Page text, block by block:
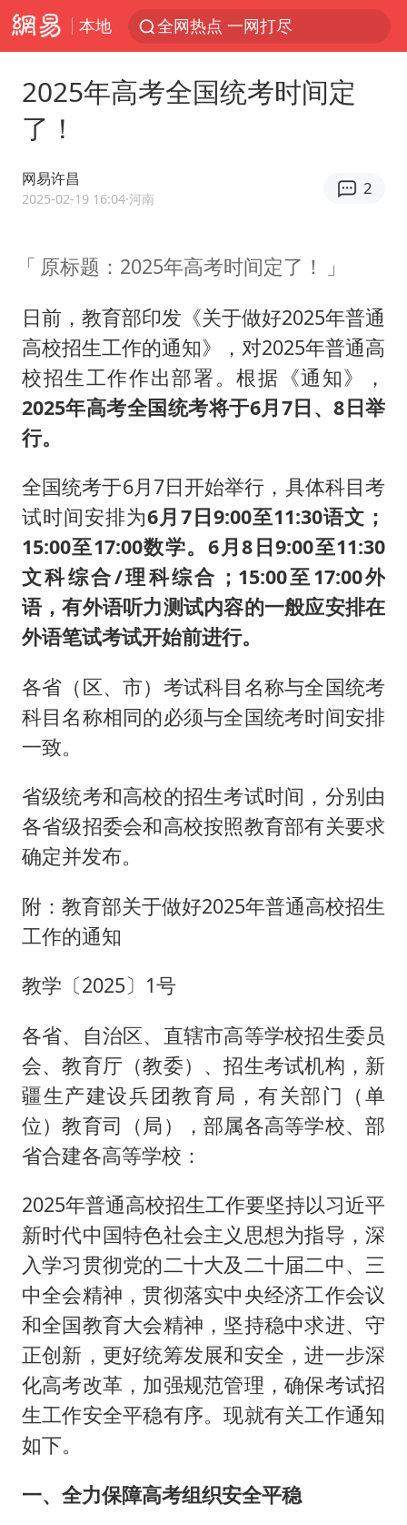
本地 全网热点 一网打尽
2025年高考全国统考时间定
了！
网易许昌
2025-02-19 16:04·河南
2
原标题：2025年高考时间定了！
日前，教育部印发《关于做好2025年普通
高校招生工作的通知》，对2025年普通高
校招生工作作出部署。根据《通知》，
2025年高考全国统考将于6月7日、8日举
行。
全国统考于6月7日开始举行，具体科目考
试时间安排为6月7日9:00至11:30语文；
15:00至17:00数学。6月8日9:00至11:30
文科综合/理科综合；15:00至17:00外
语，有外语听力测试内容的一般应安排在
外语笔试考试开始前进行。
各省（区、市）考试科目名称与全国统考
科目名称相同的必须与全国统考时间安排
一致。
省级统考和高校的招生考试时间，分别由
各省级招委会和高校按照教育部有关要求
确定并发布。
附：教育部关于做好2025年普通高校招生
工作的通知
教学〔2025〕1号
各省、自治区、直辖市高等学校招生委员
会、教育厅（教委）、招生考试机构，新
疆生产建设兵团教育局，有关部门（单
位）教育司（局），部属各高等学校、部
省合建各高等学校：
2025年普通高校招生工作要坚持以习近平
新时代中国特色社会主义思想为指导，深
入学习贯彻党的二十大及二十届二中、三
中全会精神，贯彻落实中央经济工作会议
和全国教育大会精神，坚持稳中求进、守
正创新，更好统筹发展和安全，进一步深
化高考改革，加强规范管理，确保考试招
生工作安全平稳有序。现就有关工作通知
如下。
一、全力保障高考组织安全平稳